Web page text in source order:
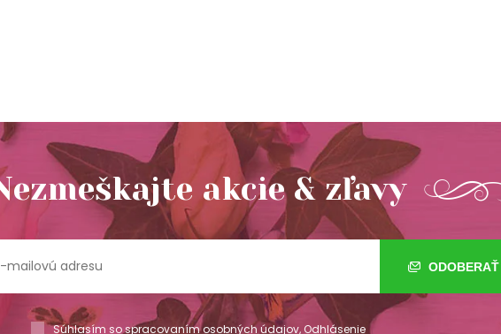
akcie & zľavy
ODOBERAŤ
Súhlasím so spracovanímosobných údajov,Odhlásenie